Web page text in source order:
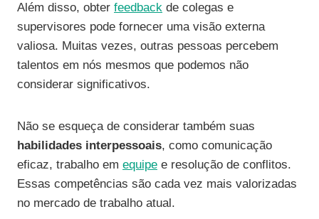
Além disso, obter feedback de colegas e
supervisores pode fornecer uma visão externa
valiosa. Muitas vezes, outras pessoas percebem
talentos em nós mesmos que podemos não
considerar significativos.
Não se esqueça de considerar também suas
habilidades interpessoais, como comunicação
eficaz, trabalho em equipe e resolução de conflitos.
Essas competências são cada vez mais valorizadas
no mercado de trabalho atual.